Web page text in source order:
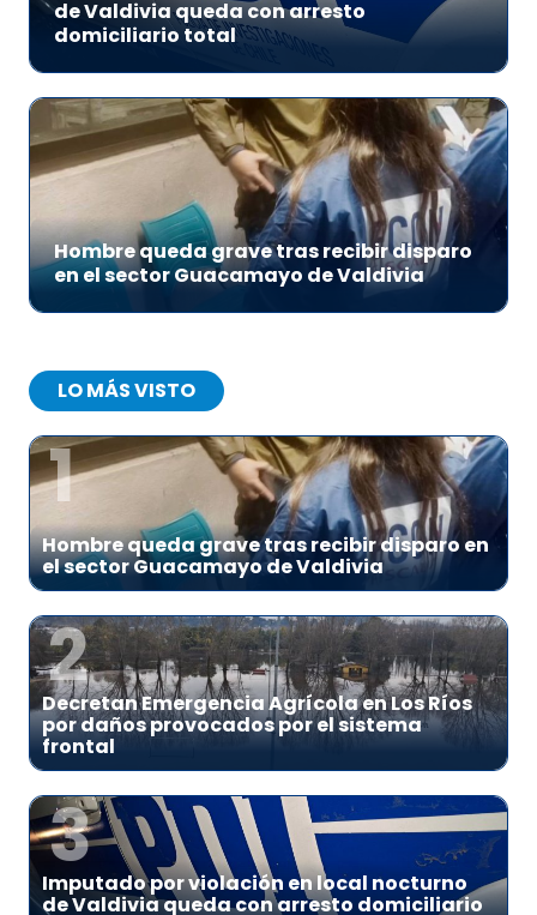
de Valdivia queda con arresto
domiciliario total
Hombre queda grave tras recibir disparo
en el sector Guacamayo de Valdivia
LO MÁS VISTO
1
Hombre queda grave tras recibir disparo en
el sector Guacamayo de Valdivia
2
Decretan Emergencia Agrícola en Los Ríos
por daños provocados por el sistema
frontal
3
Imputado por violación en local nocturno
de Valdivia queda con arresto domiciliario